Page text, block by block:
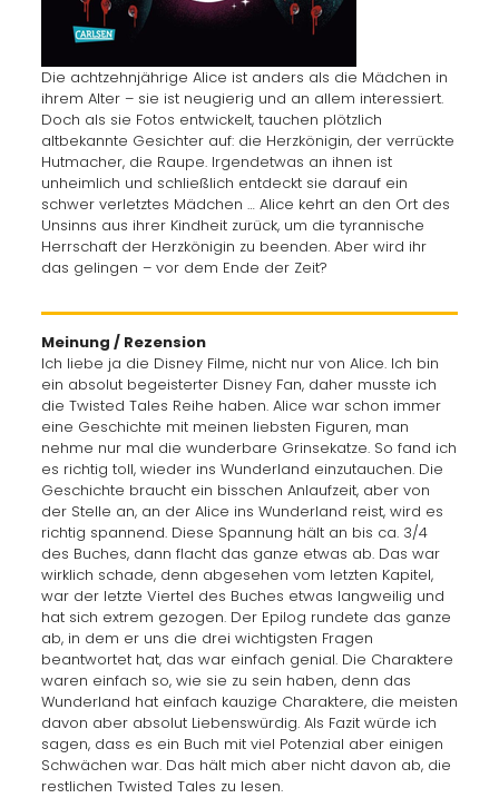
Die achtzehnjährige Alice ist anders als die Mädchen in
ihrem Alter – sie ist neugierig und an allem interessiert.
Doch als sie Fotos entwickelt, tauchen plötzlich
altbekannte Gesichter auf: die Herzkönigin, der verrückte
Hutmacher, die Raupe. Irgendetwas an ihnen ist
unheimlich und schließlich entdeckt sie darauf ein
schwer verletztes Mädchen … Alice kehrt an den Ort des
Unsinns aus ihrer Kindheit zurück, um die tyrannische
Herrschaft der Herzkönigin zu beenden. Aber wird ihr
das gelingen – vor dem Ende der Zeit?
Meinung / Rezension
Ich liebe ja die Disney Filme, nicht nur von Alice. Ich bin
ein absolut begeisterter Disney Fan, daher musste ich
die Twisted Tales Reihe haben. Alice war schon immer
eine Geschichte mit meinen liebsten Figuren, man
nehme nur mal die wunderbare Grinsekatze. So fand ich
es richtig toll, wieder ins Wunderland einzutauchen. Die
Geschichte braucht ein bisschen Anlaufzeit, aber von
der Stelle an, an der Alice ins Wunderland reist, wird es
richtig spannend. Diese Spannung hält an bis ca. 3/4
des Buches, dann flacht das ganze etwas ab. Das war
wirklich schade, denn abgesehen vom letzten Kapitel,
war der letzte Viertel des Buches etwas langweilig und
hat sich extrem gezogen. Der Epilog rundete das ganze
ab, in dem er uns die drei wichtigsten Fragen
beantwortet hat, das war einfach genial. Die Charaktere
waren einfach so, wie sie zu sein haben, denn das
Wunderland hat einfach kauzige Charaktere, die meisten
davon aber absolut Liebenswürdig. Als Fazit würde ich
sagen, dass es ein Buch mit viel Potenzial aber einigen
Schwächen war. Das hält mich aber nicht davon ab, die
restlichen Twisted Tales zu lesen.